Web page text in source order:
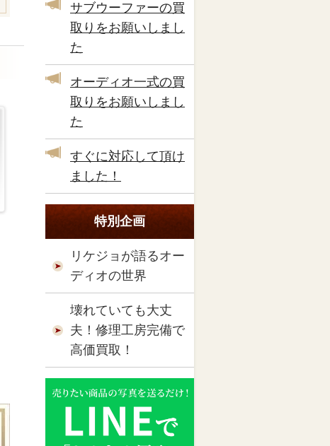
サブウーファーの買
取りをお願いしまし
た
オーディオ一式の買
取りをお願いしまし
た
すぐに対応して頂け
ました！
特別企画
リケジョが語るオー
ディオの世界
壊れていても大丈
夫！修理工房完備で
高価買取！